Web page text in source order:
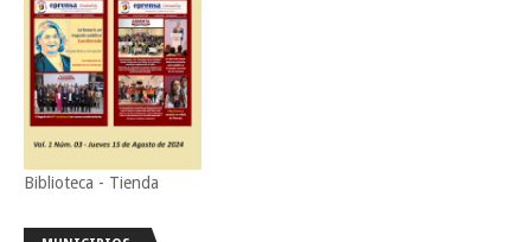
Biblioteca - Tienda